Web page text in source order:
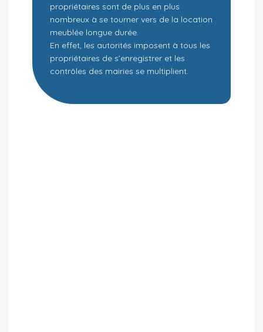
propriétaires sont de plus en plus
nombreux à se tourner vers de la location
meublée longue durée.
En effet, les autorités imposent à tous les
propriétaires de s’enregistrer et les
contrôles des mairies se multiplient.